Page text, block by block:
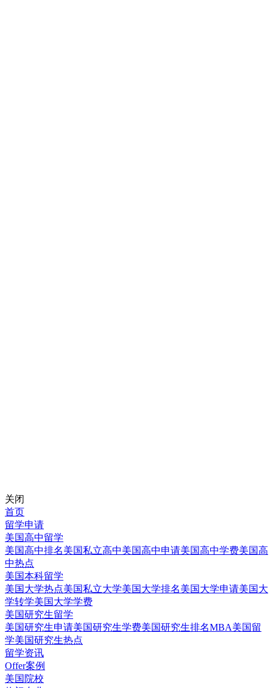
关闭
首页
留学申请
美国高中留学
美国高中排名美国私立高中美国高中申请美国高中学费美国高
中热点
美国本科留学
美国大学热点美国私立大学美国大学排名美国大学申请美国大
学转学美国大学学费
美国研究生留学
美国研究生申请美国研究生学费美国研究生排名MBA美国留
学美国研究生热点
留学资讯
Offer案例
美国院校